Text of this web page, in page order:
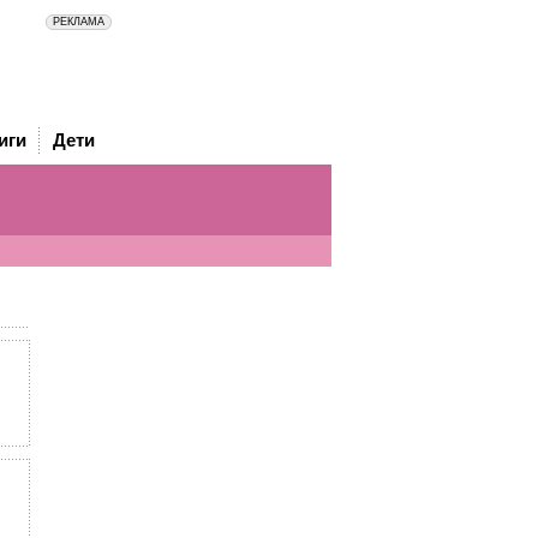
Дети